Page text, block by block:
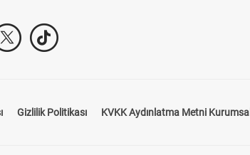
Gizlilik Politikası KVKK Aydınlatma Metni Kurumsal